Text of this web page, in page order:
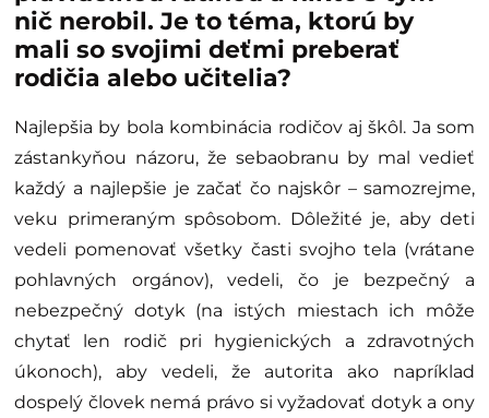
nič nerobil. Je to téma, ktorú by
mali so svojimi deťmi preberať
rodičia alebo učitelia?
Najlepšia by bola kombinácia rodičov aj škôl. Ja som
zástankyňou názoru, že sebaobranu by mal vedieť
každý a najlepšie je začať čo najskôr – samozrejme,
veku primeraným spôsobom. Dôležité je, aby deti
vedeli pomenovať všetky časti svojho tela (vrátane
pohlavných orgánov), vedeli, čo je bezpečný a
nebezpečný dotyk (na istých miestach ich môže
chytať len rodič pri hygienických a zdravotných
úkonoch), aby vedeli, že autorita ako napríklad
dospelý človek nemá právo si vyžadovať dotyk a ony